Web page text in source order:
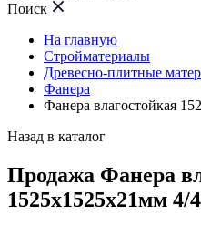
Поиск
На главную
Стройматериалы
Древесно-плитные
Фанера
Фанера влагостойкая
Назад в каталог
Продажа Фанера
1525х1525х21мм 4/